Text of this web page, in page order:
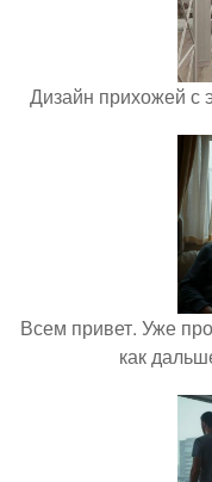
Дизайн прихожей с
Всем привет. Уже
как